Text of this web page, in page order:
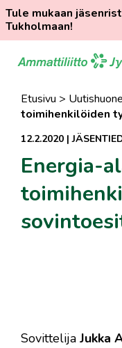
Tule mukaan
Tukholmaan!
suoraan
Etusivu > Uutishuone
toimihenkilöiden
12.2.2020 |
Energia-
Sovittelija Jukka